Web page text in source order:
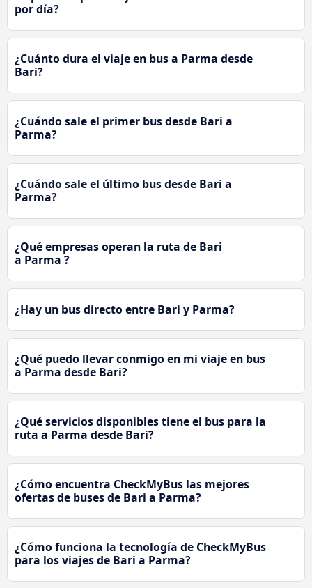
por día?
¿Cuánto dura el viaje en bus a Parma desde
Bari?
¿Cuándo sale el primer bus desde Bari a
Parma?
¿Cuándo sale el último bus desde Bari a
Parma?
¿Qué empresas operan la ruta de Bari
a Parma ?
¿Hay un bus directo entre Bari y Parma?
¿Qué puedo llevar conmigo en mi viaje en bus
a Parma desde Bari?
¿Qué servicios disponibles tiene el bus para la
ruta a Parma desde Bari?
¿Cómo encuentra CheckMyBus las mejores
ofertas de buses de Bari a Parma?
¿Cómo funciona la tecnología de CheckMyBus
para los viajes de Bari a Parma?